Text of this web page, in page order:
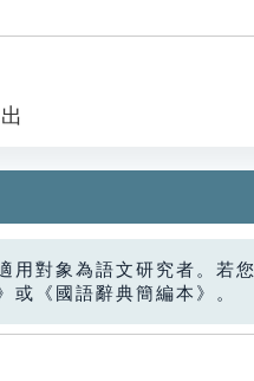
用對象為語文研究者。若
或《國語辭典簡編本》。